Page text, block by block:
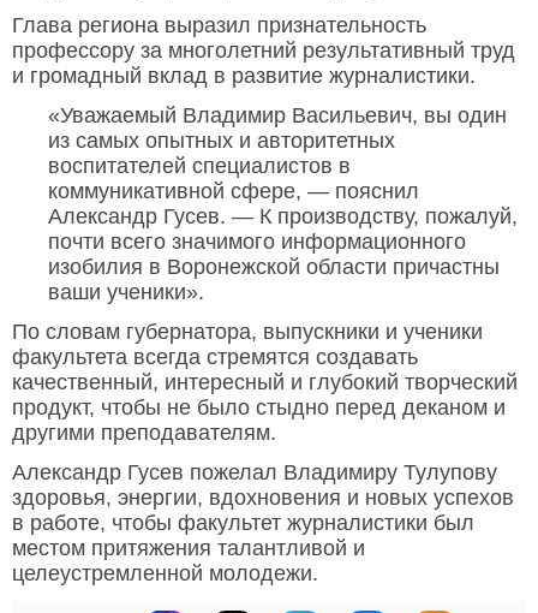
Глава региона выразил признательность
профессору за многолетний результативный труд
и громадный вклад в развитие журналистики.
«Уважаемый Владимир Васильевич, вы один
из самых опытных и авторитетных
воспитателей специалистов в
коммуникативной сфере, — пояснил
Александр Гусев. — К производству, пожалуй,
почти всего значимого информационного
изобилия в Воронежской области причастны
ваши ученики».
По словам губернатора, выпускники и ученики
факультета всегда стремятся создавать
качественный, интересный и глубокий творческий
продукт, чтобы не было стыдно перед деканом и
другими преподавателям.
Александр Гусев пожелал Владимиру Тулупову
здоровья, энергии, вдохновения и новых успехов
в работе, чтобы факультет журналистики был
местом притяжения талантливой и
целеустремленной молодежи.